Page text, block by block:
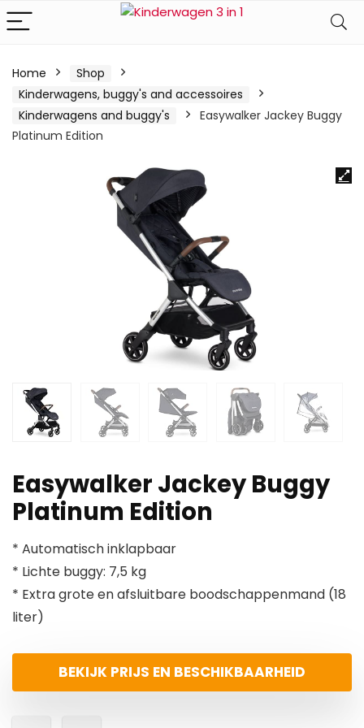
Home
Shop
Kinderwagens, buggy's and accessoires
Kinderwagens and buggy's
Easywalker Jackey Buggy
Platinum Edition
Easywalker Jackey Buggy
Platinum Edition
* Automatisch inklapbaar
* Lichte buggy: 7,5 kg
* Extra grote en afsluitbare boodschappenmand (18
liter)
BEKIJK PRIJS EN BESCHIKBAARHEID